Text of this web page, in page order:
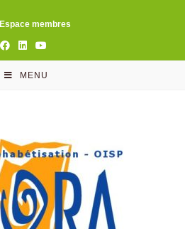
Espace membres
MENU